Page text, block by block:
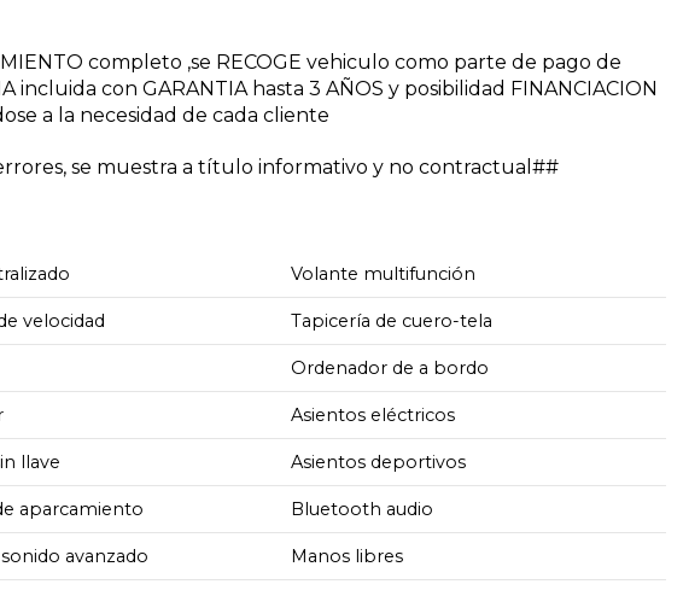
completo ,se RECOGE vehiculo como parte de pago de
incluida con GARANTIA hasta 3 AÑOS y posibilidad FINANCIACION
a la necesidad de cada cliente
se muestra a título informativo y no contractual##
Volante multifunción
velocidad Tapicería de cuero-tela
Ordenador de a bordo
Asientos eléctricos
llave Asientos deportivos
aparcamiento Bluetooth audio
avanzado Manos libres